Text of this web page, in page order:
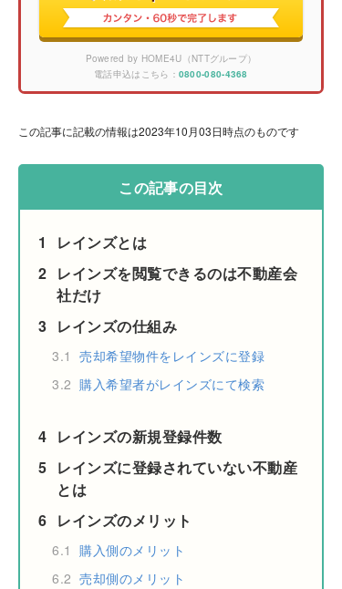
Powered by HOME4U（NTTグループ）
電話申込はこちら： 0800-080-4368
この記事に記載の情報は2023年10月03日時点のものです
この記事の目次
1
レインズとは
2 レインズを閲覧できるのは不動産会
社だけ
3 レインズの仕組み
3.1 売却希望物件をレインズに登録
3.2 購入希望者がレインズにて検索
4 レインズの新規登録件数
5 レインズに登録されていない不動産
とは
6 レインズのメリット
6.1 購入側のメリット
6.2 売却側のメリット